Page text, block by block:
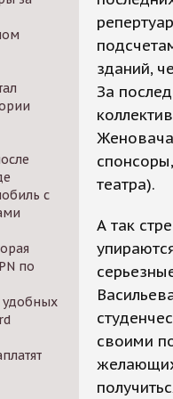
с
по
удобных
зданий,
За
театра).
А так
своими